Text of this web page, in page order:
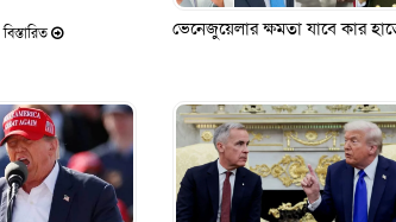
বিস্তারিত ভেনেজুয়েলার ক্ষমতা যাবে কার